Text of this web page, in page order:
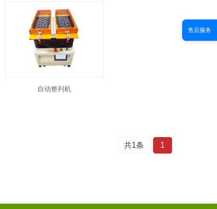
自动整列机
共1条 1
售后服务